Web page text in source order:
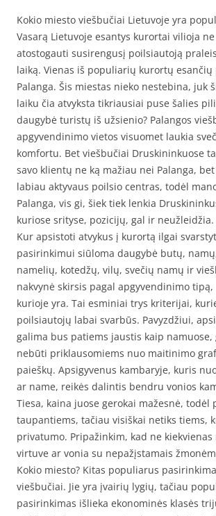
Kokio miesto viešbučiai Lietuvoje yra
Vasarą Lietuvoje esantys kurortai vilioja
atostogauti susirengusį poilsiautoją
laiką. Vienas iš populiarių kurortų esančių
Palanga. Šis miestas nieko nestebina, juk
laiku čia atvyksta tikriausiai puse šalies
daugybė turistų iš užsienio? Palangos
apgyvendinimo vietos visuomet laukia
komfortu. Bet viešbučiai Druskininkuose
savo klientų ne ką mažiau nei Palanga,
labiau aktyvaus poilsio centras, todėl
Palanga, vis gi, šiek tiek lenkia
kuriose srityse, pozicijų, gal ir neužleidžia.
Kur apsistoti atvykus į kurortą ilgai
pasirinkimui siūloma daugybė butų,
namelių, kotedžų, vilų, svečių namų ir
nakvynė skirsis pagal apgyvendinimo
kurioje yra. Tai esminiai trys kriterijai,
poilsiautojų labai svarbūs. Pavyzdžiui,
galima bus patiems jaustis kaip
nebūti priklausomiems nuo maitinimo
paieškų. Apsigyvenus kambaryje, kuris
ar name, reikės dalintis bendru vonios
Tiesa, kaina juose gerokai mažesnė, todėl
taupantiems, tačiau visiškai netiks tiems,
privatumo. Pripažinkim, kad ne
virtuve ar vonia su nepažįstamais
Kokio miesto? Kitas populiarus
viešbučiai. Jie yra įvairių lygių, tačiau
pasirinkimas išlieka ekonominės klasės